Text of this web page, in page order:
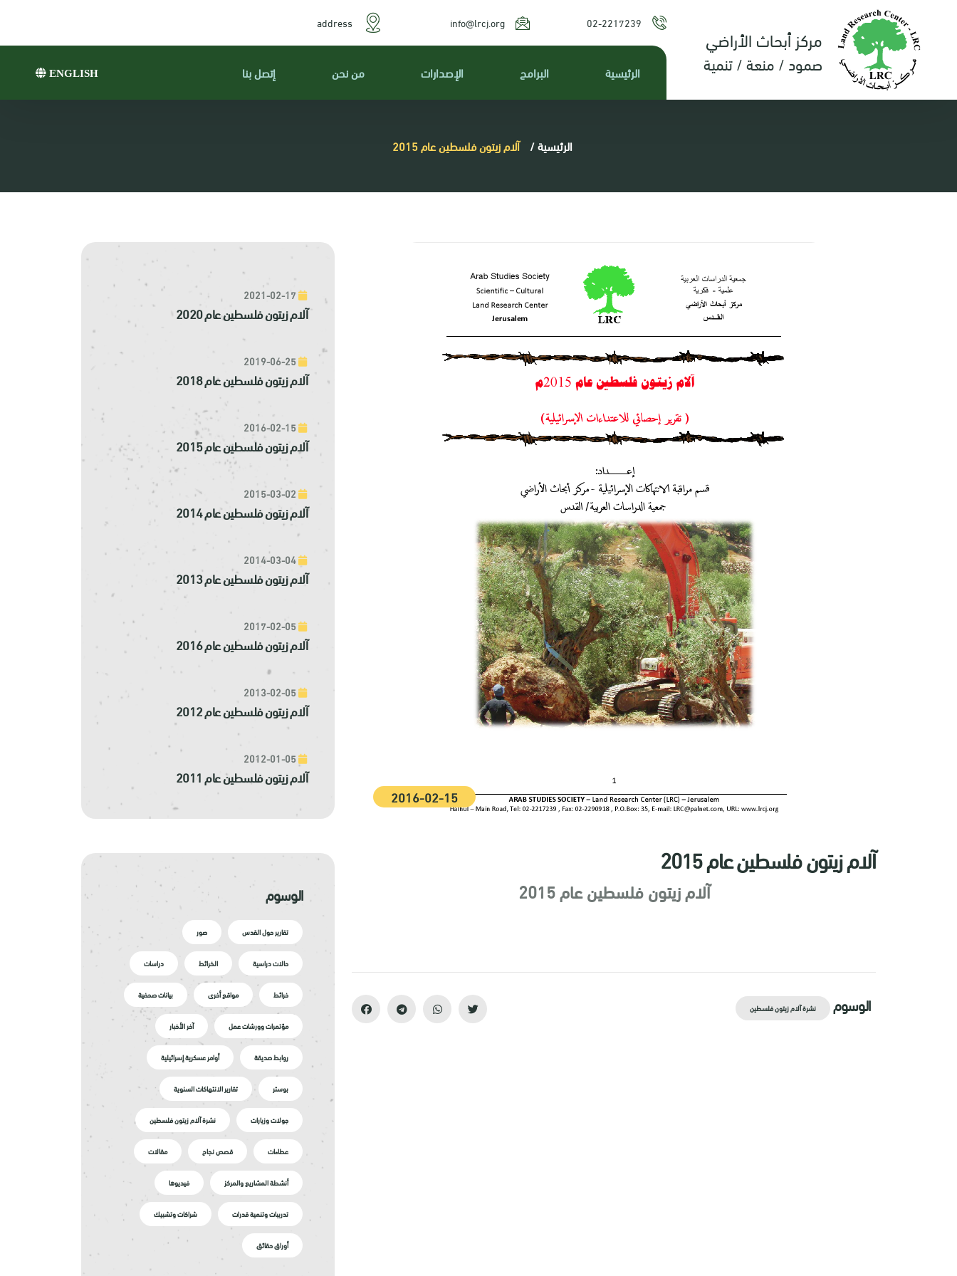
مركز أبحاث الأراضي
صمود / منعة / تنمية
02-2217239
info@lrcj.org
address
الرئيسية البرامج الإصدارات من نحن إتصل بنا ENGLISH
الرئيسية/ آلام زيتون فلسطين عام 2015
2016-02-15
آلام زيتون فلسطين عام 2015
آلام زيتون فلسطين عام 2015
الوسوم نشرة آلام زيتون فلسطين
آلام زيتون فلسطين عام 2020
آلام زيتون فلسطين عام 2018
آلام زيتون فلسطين عام 2015
آلام زيتون فلسطين عام 2014
آلام زيتون فلسطين عام 2013
آلام زيتون فلسطين عام 2016
آلام زيتون فلسطين عام 2012
آلام زيتون فلسطين عام 2011
الوسوم
تقارير حول القدس صور
حالات دراسية الخرائط دراسات
خرائط مواقع أخرى بيانات صحفية
مؤتمرات وورشات عمل آخر الأخبار
روابط صديقة أوامر عسكرية إسرائيلية
بوستر تقارير الانتهاكات السنوية
جولات وزيارات نشرة آلام زيتون فلسطين
عطاءات قصص نجاح مقالات
أنشطة المشاريع والمركز فيديوها
تدريبات وتنمية قدرات شراكات وتشبيك
أوراق حقائق